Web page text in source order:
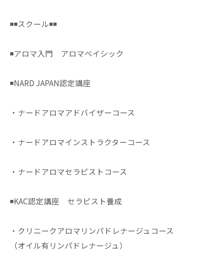
◾️◾️スクール◾️◾️
◾️アロマ入門 アロマベイシック
◾️NARD JAPAN認定講座
・ナードアロマアドバイザーコース
・ナードアロマインストラクターコース
・ナードアロマセラピストコース
◾️KAC認定講座 セラピスト養成
・クリニークアロマリンパドレナージュコース
（オイル有リンパドレナージュ）